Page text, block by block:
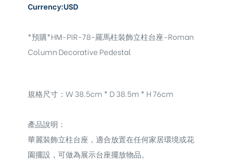
Currency:USD
*預購*HM-PIR-78-羅馬柱裝飾立柱台座-Roman
Column Decorative Pedestal
規格尺寸：W 38.5cm * D 38.5m * H 76cm
產品說明：
華麗裝飾立柱台座， 適合放置在任何家居環境或花
園擺設，可做為展示台座擺放物品。